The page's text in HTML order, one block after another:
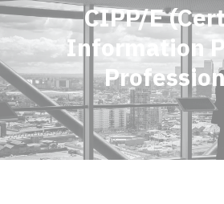
CIPP/E(Cer
Information
Professio